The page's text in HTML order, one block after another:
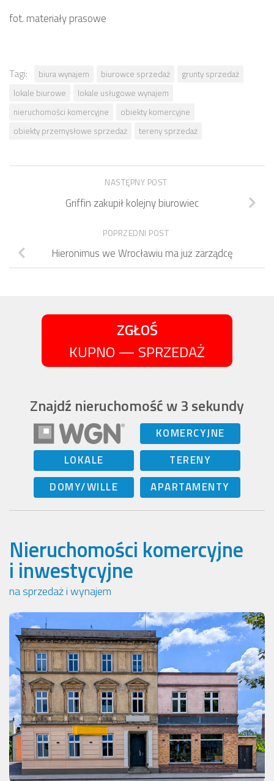
fot. materiały prasowe
Tagi: biura wynajem biurowce sprzedaż
grunty sprzedaż
lokale biurowe
lokale usługowe wynajem
nieruchomości komercyjne
obiekty komercyjne
obiekty przemysłowe sprzedaż
tereny sprzedaż
NASTĘPNY POST
Griffin zakupił kolejny biurowiec
POPRZEDNI POST
Hieronimus we Wrocławiu ma już zarządcę
ZGŁOŚ
KUPNO — SPRZEDAŻ
Znajdź nieruchomość w 3 sekundy
KOMERCYJNE
LOKALE
TERENY
DOMY/WILLE
APARTAMENTY
Nieruchomości komercyjne
i inwestycyjne
na sprzedaż i wynajem